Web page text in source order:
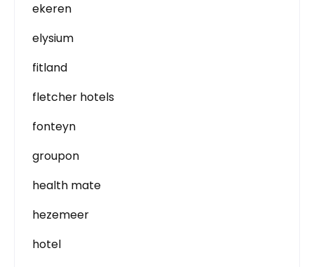
ekeren
elysium
fitland
fletcher hotels
fonteyn
groupon
health mate
hezemeer
hotel